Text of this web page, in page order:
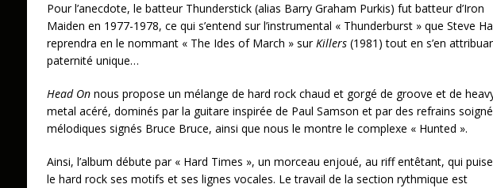
Pour l’anecdote, le batteur Thunderstick (alias Barry Graham Purkis) fut batteur d’Iron
Maiden en 1977-1978, ce qui s’entend sur l’instrumental « Thunderburst » que Steve
reprendra en le nommant « The Ides of March » surKillers(1981) tout en s’en
paternité unique…
Head Onnous propose un mélange de hard rock chaud et gorgé de groove et de
metal acéré, dominés par la guitare inspirée de Paul Samson et par des refrains
mélodiques signés Bruce Bruce, ainsi que nous le montre le complexe « Hunted ».
Ainsi, l’album débute par « Hard Times », un morceau enjoué, au riff entêtant, qui
le hard rock ses motifs et ses lignes vocales. Le travail de la section rythmique est